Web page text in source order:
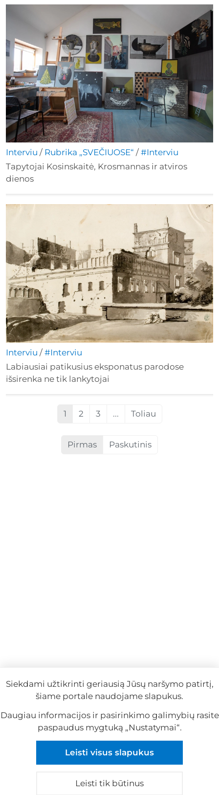
Interviu / Rubrika „SVEČIUOSE“ / #Interviu
Tapytojai Kosinskaitė, Krosmannas ir atviros
dienos
Interviu / #Interviu
Labiausiai patikusius eksponatus parodose
išsirenka ne tik lankytojai
1 2 3 ... Toliau
Pirmas Paskutinis
Reklama
Siekdami užtikrinti geriausią Jūsų naršymo patirtį,
šiame portale naudojame slapukus.
Daugiau informacijos ir pasirinkimo galimybių rasite
paspaudus mygtuką „Nustatymai“.
Leisti visus slapukus
Leisti tik būtinus